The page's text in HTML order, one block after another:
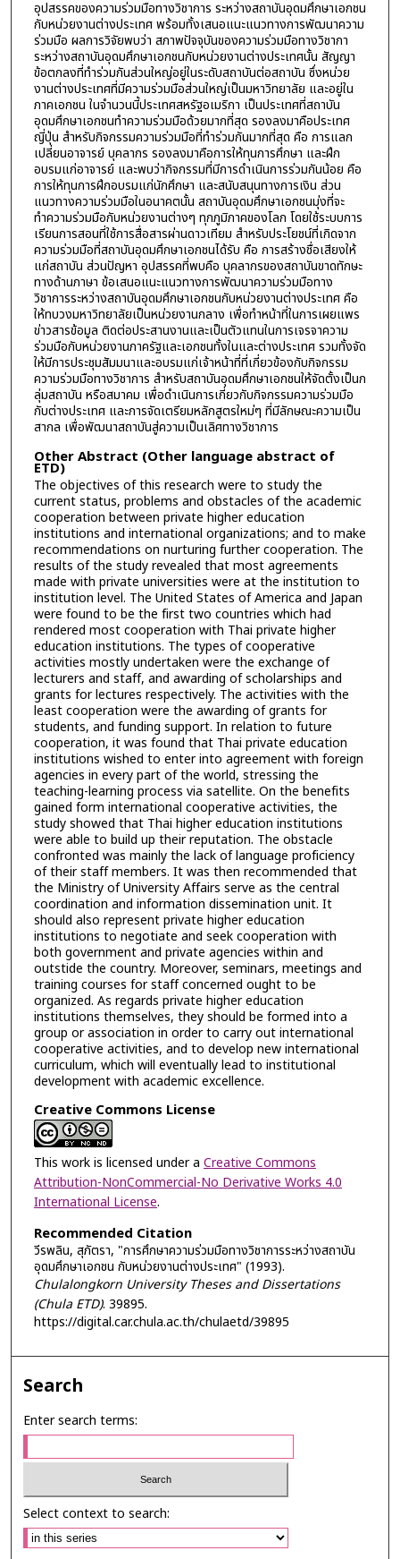
อุปสรรคของความร่วมมือทางวิชาการ ระหว่างสถาบันอุดมศึกษาเอกชน
กับหน่วยงานต่างประเทศ พร้อมทั้งเสนอแนะแนวทางการพัฒนาความ
ร่วมมือ ผลการวิจัยพบว่า สภาพปัจจุบันของความร่วมมือทางวิชากา
ระหว่างสถาบันอุดมศึกษาเอกชนกับหน่วยงานต่างประเทศนั้น สัญญา
ข้อตกลงที่ทำร่วมกันส่วนใหญ่อยู่ในระดับสถาบันต่อสถาบัน ซึ่งหน่วย
งานต่างประเทศที่มีความร่วมมือส่วนใหญ่เป็นมหาวิทยาลัย และอยู่ใน
ภาคเอกชน ในจำนวนนี้ประเทศสหรัฐอเมริกา เป็นประเทศที่สถาบัน
อุดมศึกษาเอกชนทำความร่วมมือด้วยมากที่สุด รองลงมาคือประเทศ
ญี่ปุ่น สำหรับกิจกรรมความร่วมมือที่ทำร่วมกันมากที่สุด คือ การแลก
เปลี่ยนอาจารย์ บุคลากร รองลงมาคือการให้ทุนการศึกษา และฝึก
อบรมแก่อาจารย์ และพบว่ากิจกรรมที่มีการดำเนินการร่วมกันน้อย คือ
การให้ทุนการฝึกอบรมแก่นักศึกษา และสนับสนุนทางการเงิน ส่วน
แนวทางความร่วมมือในอนาคตนั้น สถาบันอุดมศึกษาเอกชนมุ่งที่จะ
ทำความร่วมมือกับหน่วยงานต่างๆ ทุกภูมิภาคของโลก โดยใช้ระบบการ
เรียนการสอนที่ใช้การสื่อสารผ่านดาวเทียม สำหรับประโยชน์ที่เกิดจาก
ความร่วมมือที่สถาบันอุดมศึกษาเอกชนได้รับ คือ การสร้างชื่อเสียงให้
แก่สถาบัน ส่วนปัญหา อุปสรรคที่พบคือ บุคลากรของสถาบันขาดทักษะ
ทางด้านภาษา ข้อเสนอแนะแนวทางการพัฒนาความร่วมมือทาง
วิชาการระหว่างสถาบันอุดมศึกษาเอกชนกับหน่วยงานต่างประเทศ คือ
ให้ทบวงมหาวิทยาลัยเป็นหน่วยงานกลาง เพื่อทำหน้าที่ในการเผยแพร
ข่าวสารข้อมูล ติดต่อประสานงานและเป็นตัวแทนในการเจรจาความ
ร่วมมือกับหน่วยงานภาครัฐและเอกชนทั้งในและต่างประเทศ รวมทั้งจัด
ให้มีการประชุมสัมมนาและอบรมแก่เจ้าหน้าที่ที่เกี่ยวข้องกับกิจกรรม
ความร่วมมือทางวิชาการ สำหรับสถาบันอุดมศึกษาเอกชนให้จัดตั้งเป็นก
ลุ่มสถาบัน หรือสมาคม เพื่อดำเนินการเกี่ยวกับกิจกรรมความร่วมมือ
กับต่างประเทศ และการจัดเตรียมหลักสูตรใหม่ๆ ที่มีลักษณะความเป็น
สากล เพื่อพัฒนาสถาบันสู่ความเป็นเลิศทางวิชาการ
Other Abstract (Other language abstract of
ETD)
The objectives of this research were to study the
current status, problems and obstacles of the academic
cooperation between private higher education
institutions and international organizations; and to make
recommendations on nurturing further cooperation. The
results of the study revealed that most agreements
made with private universities were at the institution to
institution level. The United States of America and Japan
were found to be the first two countries which had
rendered most cooperation with Thai private higher
education institutions. The types of cooperative
activities mostly undertaken were the exchange of
lecturers and staff, and awarding of scholarships and
grants for lectures respectively. The activities with the
least cooperation were the awarding of grants for
students, and funding support. In relation to future
cooperation, it was found that Thai private education
institutions wished to enter into agreement with foreign
agencies in every part of the world, stressing the
teaching-learning process via satellite. On the benefits
gained form international cooperative activities, the
study showed that Thai higher education institutions
were able to build up their reputation. The obstacle
confronted was mainly the lack of language proficiency
of their staff members. It was then recommended that
the Ministry of University Affairs serve as the central
coordination and information dissemination unit. It
should also represent private higher education
institutions to negotiate and seek cooperation with
both government and private agencies within and
outstide the country. Moreover, seminars, meetings and
training courses for staff concerned ought to be
organized. As regards private higher education
institutions themselves, they should be formed into a
group or association in order to carry out international
cooperative activities, and to develop new international
curriculum, which will eventually lead to institutional
development with academic excellence.
Creative Commons License
This work is licensed under a Creative Commons
Attribution-NonCommercial-No Derivative Works 4.0
International License.
Recommended Citation
วีรพลิน, สุภัตรา, "การศึกษาความร่วมมือทางวิชาการระหว่างสถาบัน
อุดมศึกษาเอกชน กับหน่วยงานต่างประเทศ" (1993).
Chulalongkorn University Theses and Dissertations
(Chula ETD). 39895.
https://digital.car.chula.ac.th/chulaetd/39895
Search
Enter search terms:
Select context to search: